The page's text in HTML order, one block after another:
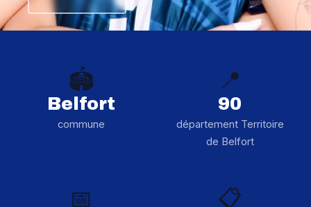
🏟️
Belfort
commune
📍
90
département Territoire
de Belfort
📅 📋